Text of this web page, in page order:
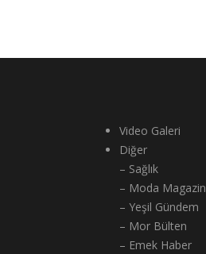
Video Galeri
Diğer
– Sağlık
– Moda Magazin
– Yeşil Gündem
– Mor Bülten
– Emek Haber